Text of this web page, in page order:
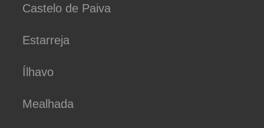
Castelo de Paiva
Estarreja
Ílhavo
Mealhada